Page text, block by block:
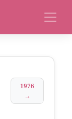
1976
→